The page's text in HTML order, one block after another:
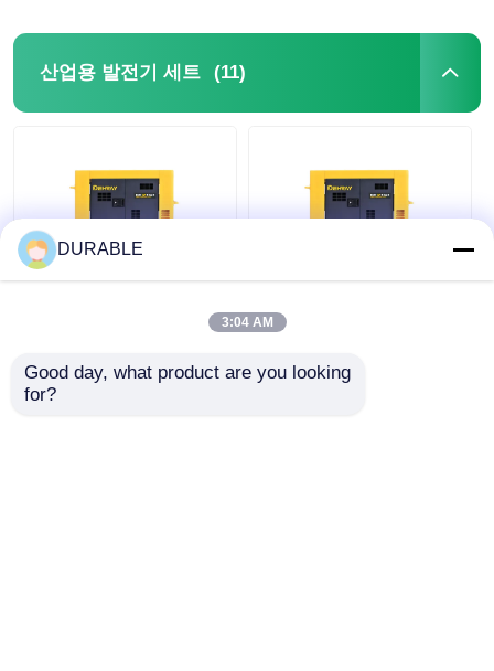
산업용 발전기 세트 (11)
세트 소형 휴대용 상업
산업용 11KW 10KW
DURABLE
3:04 AM
Good day, what product are you looking
for?